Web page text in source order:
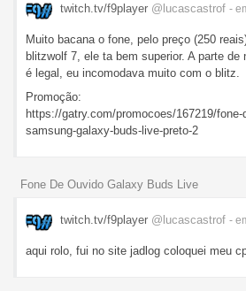
twitch.tv/f9player @lucascastrof -
Muito bacana o fone, pelo preço (250
blitzwolf 7, ele ta bem superior. A parte de
é legal, eu incomodava muito com o blitz.
Promoção:
https://gatry.com/promocoes/167219/fone-
samsung-galaxy-buds-live-preto-2
Fone De Ouvido Galaxy Buds Live
twitch.tv/f9player @lucascastrof -
aqui rolo, fui no site jadlog coloquei meu